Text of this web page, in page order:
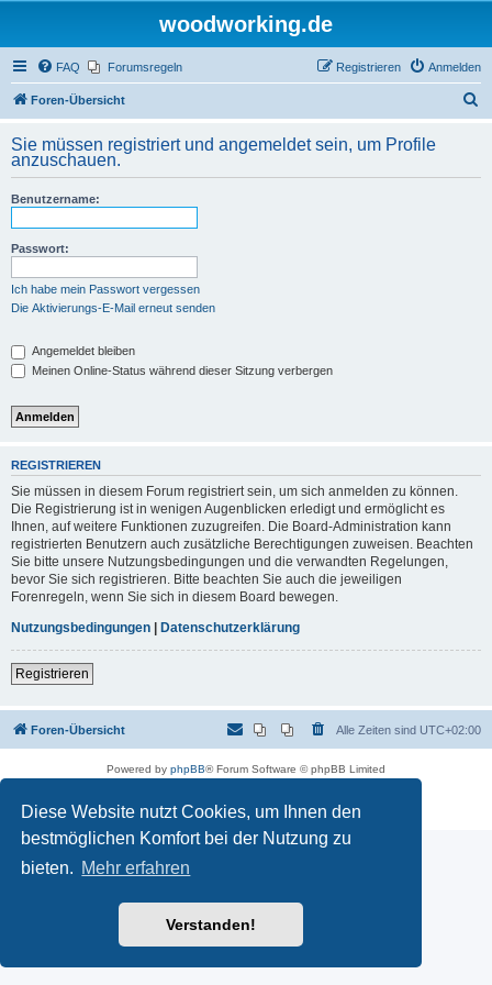
Diese Website nutzt Cookies, um Ihnen den
bestmöglichen Komfort bei der Nutzung zu
bieten. Mehr erfahren
Verstanden!
woodworking.de
FAQ Forumsregeln Anmelden
Registrieren
Foren-Übersicht
h
Sie müssen registriert und angemeldet sein, um Profile
anzuschauen.
Benutzername:
Passwort:
Ich habe mein Passwort vergessen
Die Aktivierungs-E-Mail erneut senden
Angemeldet bleiben
Meinen Online-Status während dieser Sitzung verbergen
REGISTRIEREN
Sie müssen in diesem Forum registriert sein, um sich anmelden zu können.
Die Registrierung ist in wenigen Augenblicken erledigt und ermöglicht es
Ihnen, auf weitere Funktionen zuzugreifen. Die Board-Administration kann
registrierten Benutzern auch zusätzliche Berechtigungen zuweisen. Beachten
Sie bitte unsere Nutzungsbedingungen und die verwandten Regelungen,
bevor Sie sich registrieren. Bitte beachten Sie auch die jeweiligen
Forenregeln, wenn Sie sich in diesem Board bewegen.
Nutzungsbedingungen | Datenschutzerklärung
Registrieren
Foren-Übersicht Alle Zeiten sind UTC+02:00
Powered by phpBB® Forum Software © phpBB Limited
Datenschutz|Nutzungsbedingungen